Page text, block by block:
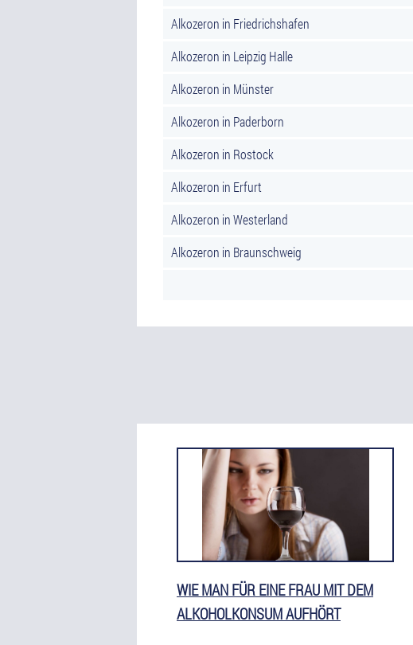
Alkozeron in Friedrichshafen
Alkozeron in Leipzig Halle
Alkozeron in Münster
Alkozeron in Paderborn
Alkozeron in Rostock
Alkozeron in Erfurt
Alkozeron in Westerland
Alkozeron in Braunschweig
WIE MAN FÜR EINE FRAU MIT DEM
ALKOHOLKONSUM AUFHÖRT